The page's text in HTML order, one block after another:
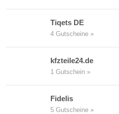
Tiqets DE
4 Gutscheine »
kfzteile24.de
1 Gutschein »
Fidelis
5 Gutscheine »